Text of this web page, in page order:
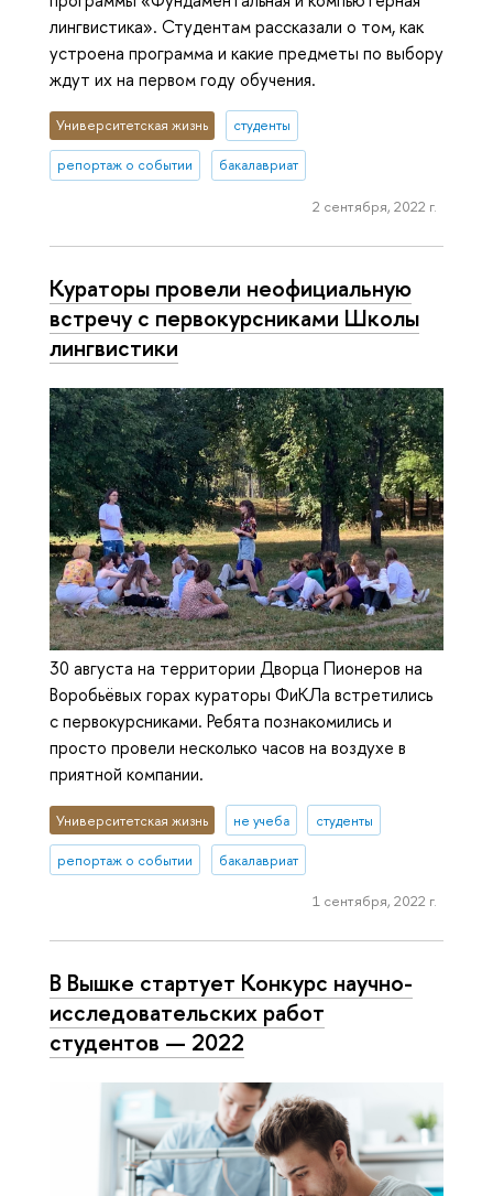
лингвистика». Студентам рассказали о том, как
устроена программа и какие предметы по выбору
ждут их на первом году обучения.
Университетская жизнь студенты
репортаж о событии бакалавриат
2 сентября, 2022 г.
Кураторы провели не­офи­ци­аль­ную
встречу с пер­во­курс­ни­ка­ми Школы
лингвистики
30 августа на территории Дворца Пионеров на
Воробьёвых горах кураторы ФиКЛа встретились
с первокурсниками. Ребята познакомились и
просто провели несколько часов на воздухе в
приятной компании.
Университетская жизнь не учеба студенты
репортаж о событии бакалавриат
1 сентября, 2022 г.
В Вышке стартует Конкурс научно-
исследовательских работ
студентов — 2022